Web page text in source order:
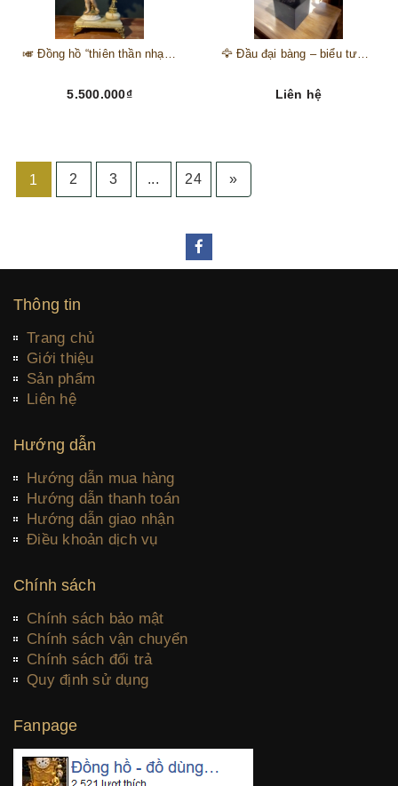
🎺 Đồng hồ “thiên thần nhạc hội” – tuyệt mỹ phẩm trang trí phong cách hoàng gia 🎼
5.500.000₫
🦅 Đầu đại bàng – biểu tượng của kẻ chinh phục trên đỉnh núi thành công 🦅
Liên hệ
1 2 3 ... 24 »
Thông tin
Trang chủ
Giới thiệu
Sản phẩm
Liên hệ
Hướng dẫn
Hướng dẫn mua hàng
Hướng dẫn thanh toán
Hướng dẫn giao nhận
Điều khoản dịch vụ
Chính sách
Chính sách bảo mật
Chính sách vận chuyển
Chính sách đổi trả
Quy định sử dụng
Fanpage